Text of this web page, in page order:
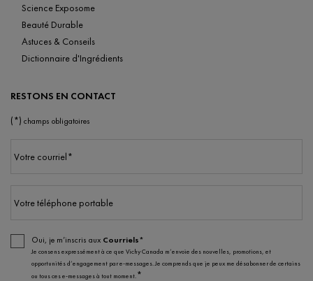
Science Exposome
Beauté Durable
Astuces & Conseils
Dictionnaire d'Ingrédients
RESTONS EN CONTACT
(*) champs obligatoires
Votre courriel*
Votre téléphone portable
Oui, je m’inscris aux Courriels*
Je consens expressément à ce que Vichy Canada m’envoie des nouvelles, promotions, et
opportunités d’engagement par e-messages. Je comprends que je peux me désabonner de certains
ou tous ces e-messages à tout moment.*